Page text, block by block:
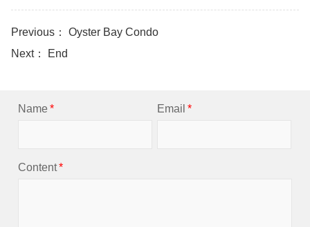
Previous： Oyster Bay Condo
Next： End
Name * Email *
Content*